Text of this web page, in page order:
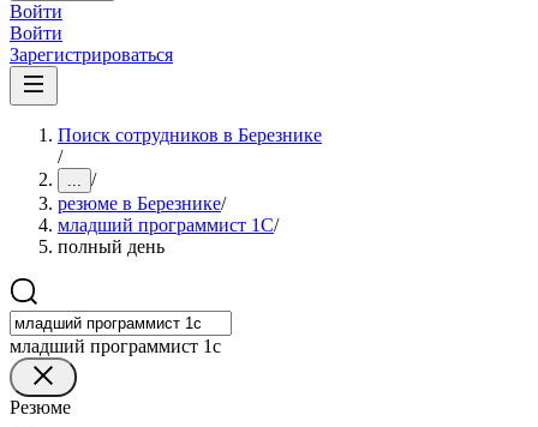
Войти
Войти
Зарегистрироваться
Поиск сотрудников в Березнике
/
... /
резюме в Березнике/
младший программист 1С/
полный день
младший программист 1с
Резюме